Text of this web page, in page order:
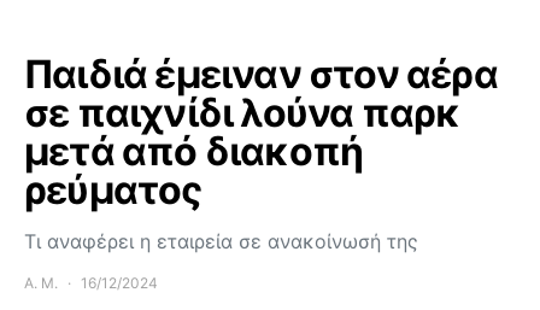
Παιδιά έμειναν στον αέρα
σε παιχνίδι λούνα παρκ
μετά από διακοπή
ρεύματος
Τι αναφέρει η εταιρεία σε ανακοίνωσή της
Α. Μ. 16/12/2024